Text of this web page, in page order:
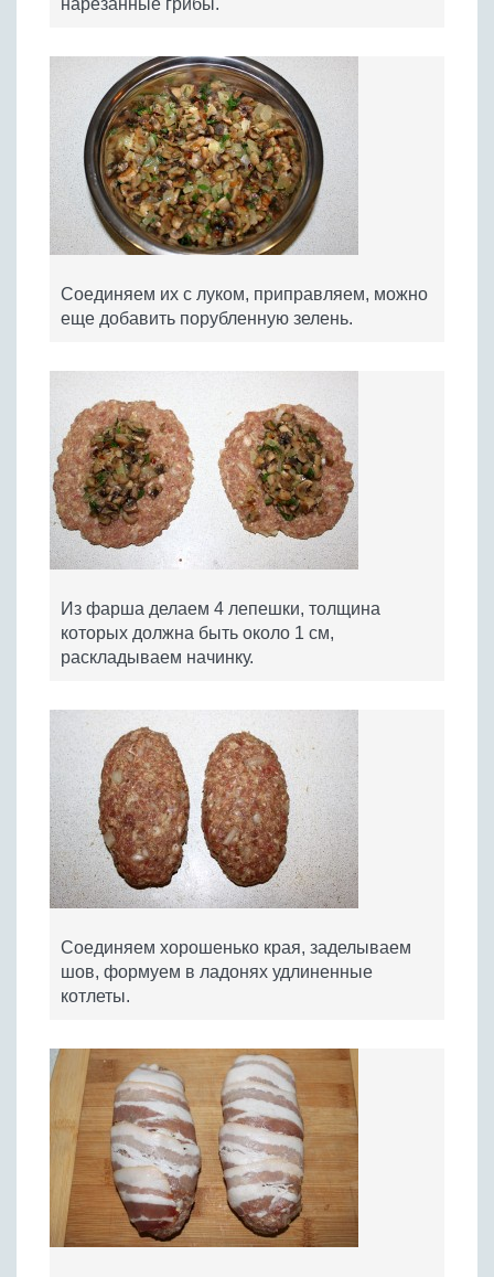
нарезанные грибы.
Соединяем их с луком, приправляем, можно
еще добавить порубленную зелень.
Из фарша делаем 4 лепешки, толщина
которых должна быть около 1 см,
раскладываем начинку.
Соединяем хорошенько края, заделываем
шов, формуем в ладонях удлиненные
котлеты.